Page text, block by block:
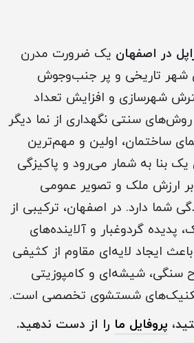
در اصفهان یک ضرورت مدرن
شهر تاریخی و پر جنب‌وجوش
شهرسازی و افزایش تعداد
سنتی نگهداری از نما دیگر
نمای ساختمان، اولین و مهم‌ترین
بنا به شمار می‌رود و پاکیزگی
ارزش ملک و تصویر عمومی
شما دارد. در اصفهان، ترکیبی از
گردوغبار و آلاینده‌های
ایجاد لایه‌ای مقاوم از کثیفی
سنگی، شیشه‌ای و کامپوزیتی
تکنیک‌های شستشوی تخصصی است.
پروفایل ما را از دست ندهید.